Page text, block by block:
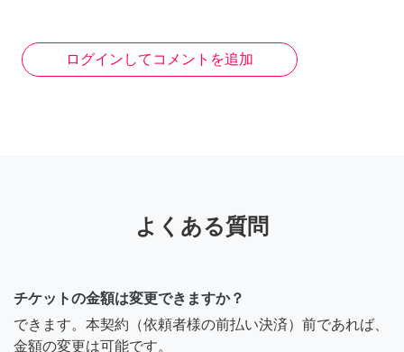
ログインしてコメントを追加
よくある質問
チケットの金額は変更できますか？
できます。本契約（依頼者様の前払い決済）前であれば、
金額の変更は可能です。